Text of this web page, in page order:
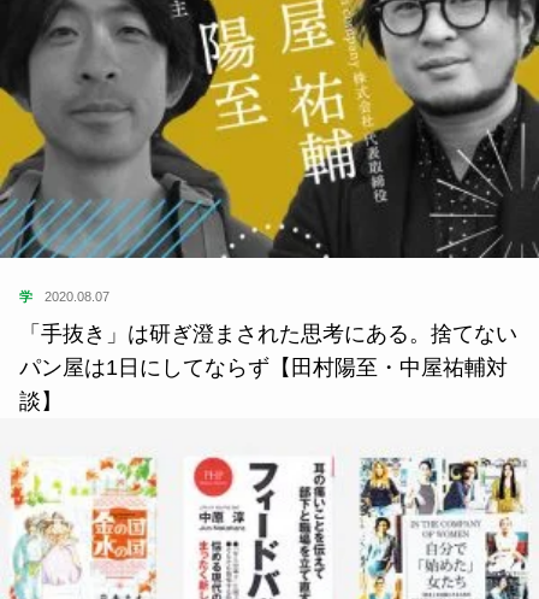
学 2020.08.07
「手抜き」は研ぎ澄まされた思考にある。捨てない
パン屋は1日にしてならず【田村陽至・中屋祐輔対
談】